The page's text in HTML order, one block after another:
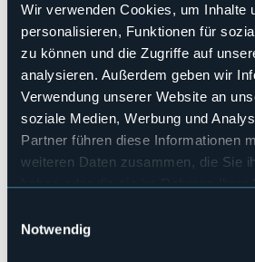
Wir verwenden Cookies, um Inhalte
personalisieren, Funktionen für
zu können und die Zugriffe auf
analysieren. Außerdem geben wir
Verwendung unserer Website an
soziale Medien, Werbung und
Partner führen diese Informationen
weiteren Daten zusammen, die Sie
haben oder die sie im Rahmen Ihrer
Notwendig
L'Associazione Carnevale
Carnuà de Melèskdavenerdì 21
febbraio una settimana ricca di
Veranstaltungsmanager
Associazione Carnevale Maleschese
Veranstaltungsort
Malesco
Telefon
+39 379 110 5756 Uff.Turistico
Webseite